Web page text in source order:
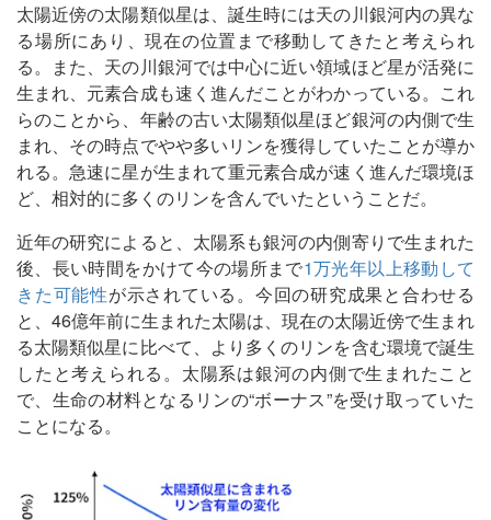
太陽近傍の太陽類似星は、誕生時には天の川銀河内の異な
る場所にあり、現在の位置まで移動してきたと考えられ
る。また、天の川銀河では中心に近い領域ほど星が活発に
生まれ、元素合成も速く進んだことがわかっている。これ
らのことから、年齢の古い太陽類似星ほど銀河の内側で生
まれ、その時点でやや多いリンを獲得していたことが導か
れる。急速に星が生まれて重元素合成が速く進んだ環境ほ
ど、相対的に多くのリンを含んでいたということだ。
近年の研究によると、太陽系も銀河の内側寄りで生まれた
後、長い時間をかけて今の場所まで1万光年以上移動して
きた可能性が示されている。今回の研究成果と合わせる
と、46億年前に生まれた太陽は、現在の太陽近傍で生まれ
る太陽類似星に比べて、より多くのリンを含む環境で誕生
したと考えられる。太陽系は銀河の内側で生まれたこと
で、生命の材料となるリンの“ボーナス”を受け取っていた
ことになる。